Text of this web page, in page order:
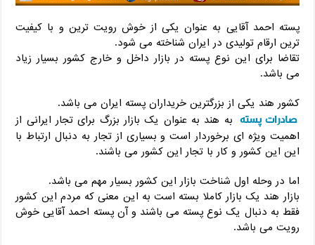
پسته احمد آقایی به عنوان یکی از خوش رویت ترین و با کیفیت
ترین ارقام تولیدی در ایران شناخته می شود.
تقاضا برای این نوع پسته در بازار داخل و خارج کشور بسیار زیاد
می باشد.
کشور هند یکی از بزرگترین خریداران پسته ایران می باشد.
صادرات پسته به هند به عنوان یک بازار بزرگ برای تجار ایرانی از
اهمیت ویژه ای برخوردار است و بسیاری از تجار به دنبال ارتباط با
این این کشور و کار با تجار این کشور می باشند.
اما در وحله اول شناخت بازار این کشور بسیار مهم می باشد.
بازار هند یک بازار کاملا بسته است به این معنی که مردم این کشور
فقط به دنبال یک نوع پسته می باشند و آن پسته احمد آقایی خوش
رویت می باشد.